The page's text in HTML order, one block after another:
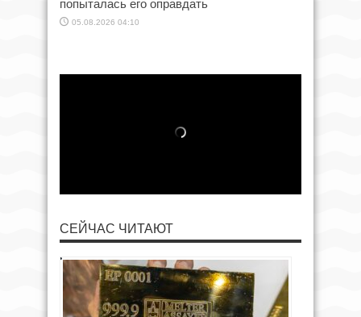
попыталась его оправдать
05.08.2026 04:10
СЕЙЧАС ЧИТАЮТ